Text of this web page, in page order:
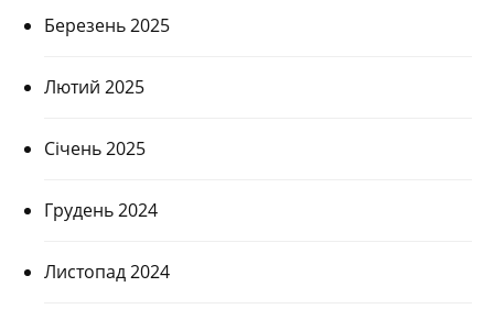
Березень 2025
Лютий 2025
Січень 2025
Грудень 2024
Листопад 2024